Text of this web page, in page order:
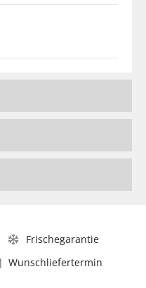
Frischegarantie
Wunschliefertermin